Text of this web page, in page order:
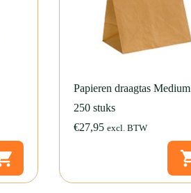
Papieren draagtas Medium
250 stuks
€27,95 excl. BTW